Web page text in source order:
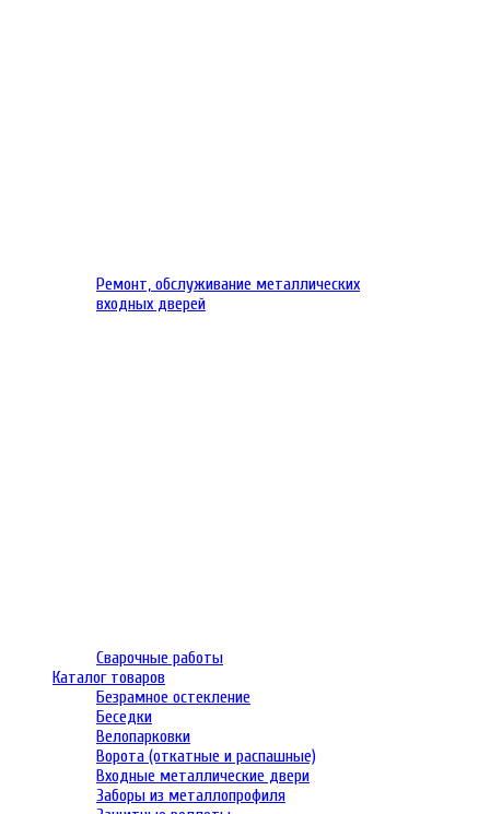
Ремонт, обслуживание металлических
входных дверей
Сварочные работы
Каталог товаров
Безрамное остекление
Беседки
Велопарковки
Ворота (откатные и распашные)
Входные металлические двери
Заборы из металлопрофиля